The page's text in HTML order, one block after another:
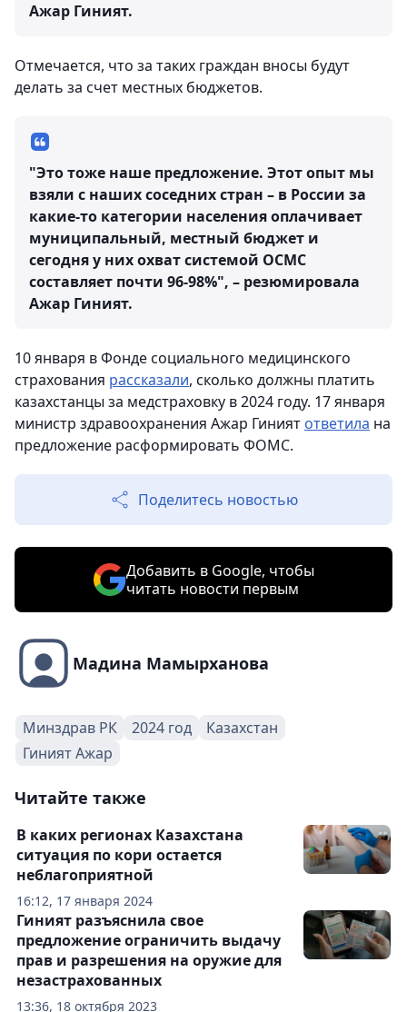
Ажар Гиният.
Отмечается, что за таких граждан вносы будут
делать за счет местных бюджетов.
"Это тоже наше предложение. Этот опыт мы
взяли с наших соседних стран – в России за
какие-то категории населения оплачивает
муниципальный, местный бюджет и
сегодня у них охват системой ОСМС
составляет почти 96-98%", – резюмировала
Ажар Гиният.
10 января в Фонде социального медицинского
страхования рассказали, сколько должны платить
казахстанцы за медстраховку в 2024 году. 17 января
министр здравоохранения Ажар Гиният ответила на
предложение расформировать ФОМС.
Поделитесь новостью
Добавить в Google, чтобы
читать новости первым
Мадина Мамырханова
Минздрав РК 2024 год
Казахстан
Гиният Ажар
Читайте также
16:12, 17 января 2024
В каких регионах Казахстана
ситуация по кори остается
неблагоприятной
13:36, 18 октября 2023
Гиният разъяснила свое
предложение ограничить выдачу
прав и разрешения на оружие для
незастрахованных